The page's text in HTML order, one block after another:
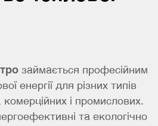
займається професійним
енергії для різних типів
комерційних і промислових.
та екологічно